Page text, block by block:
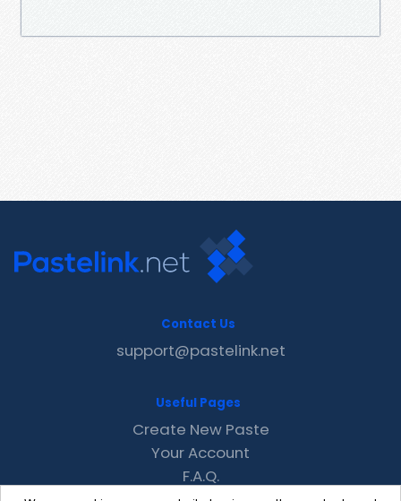
Contact Us
support@pastelink.net
Useful Pages
Create New Paste
Your Account
F.A.Q.